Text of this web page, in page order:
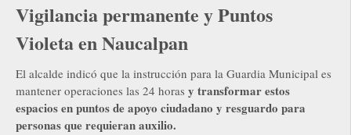
Vigilancia permanente y Puntos
Violeta en Naucalpan
El alcalde indicó que la instrucción para la Guardia Municipal es
mantener operaciones las 24 horas y transformar estos
espacios en puntos de apoyo ciudadano y resguardo para
personas que requieran auxilio.